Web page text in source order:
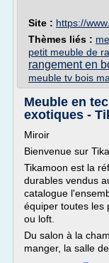
Site : https://
Thèmes liés :
petit meuble de
rangement en
meuble tv bois
Meuble en
exotiques -
Miroir
Bienvenue sur
Tikamoon est la
durables vendus
catalogue
équiper toutes
ou loft.
Du salon à la
manger, la salle